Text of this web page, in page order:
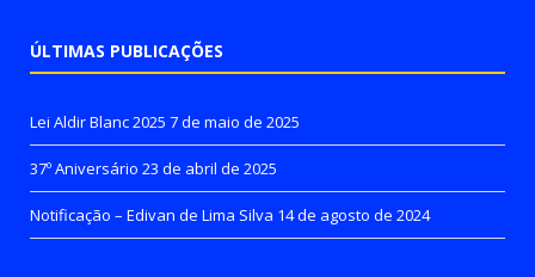
ÚLTIMAS PUBLICAÇÕES
Lei Aldir Blanc 2025 7 de maio de 2025
37º Aniversário 23 de abril de 2025
Notificação – Edivan de Lima Silva 14 de agosto de 2024